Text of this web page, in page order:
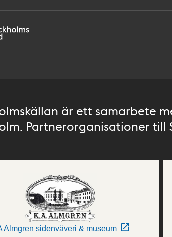
är ett samarbete
Partnerorganisationer till
Almgren sidenväveri & museum